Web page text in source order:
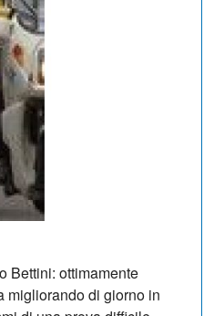
Bettini: ottimamente
migliorando di giorno in
CHARLY WEGELIUS,